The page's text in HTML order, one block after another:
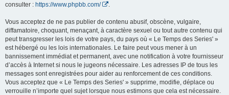
consulter : https://www.phpbb.com/
Vous acceptez de ne pas publier de contenu abusif, obscène, vulgaire,
diffamatoire, choquant, menaçant, à caractère sexuel ou tout autre contenu qui
peut transgresser les lois de votre pays, du pays où « Le Temps des Series' »
est hébergé ou les lois internationales. Le faire peut vous mener à un
bannissement immédiat et permanent, avec une notification à votre fournisseur
d’accès à Internet si nous le jugeons nécessaire. Les adresses IP de tous les
messages sont enregistrées pour aider au renforcement de ces conditions.
Vous acceptez que « Le Temps des Series' » supprime, modifie, déplace ou
verrouille n’importe quel sujet lorsque nous estimons que cela est nécessaire.